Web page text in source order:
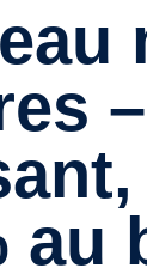
au